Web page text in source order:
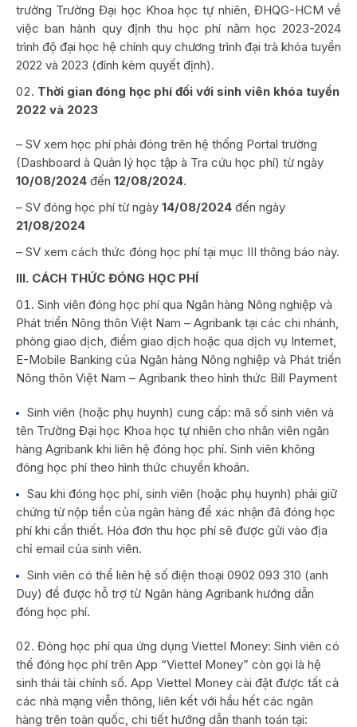
trưởng Trường Đại học Khoa học tự nhiên, ĐHQG-HCM về
việc ban hành quy định thu học phí năm học 2023-2024
trình độ đại học hệ chính quy chương trình đại trà khóa tuyển
2022 và 2023 (đính kèm quyết định).
Thời gian đóng học phí đối với sinh viên khóa tuyển
2022 và 2023
– SV xem học phí phải đóng trên hệ thống Portal trường
(Dashboard à Quản lý học tập à Tra cứu học phí) từ ngày
10/08/2024 đến 12/08/2024.
– SV đóng học phí từ ngày 14/08/2024 đến ngày
21/08/2024
– SV xem cách thức đóng học phí tại mục III thông báo này.
III. CÁCH THỨC ĐÓNG HỌC PHÍ
Sinh viên đóng học phí qua Ngân hàng Nông nghiệp và
Phát triển Nông thôn Việt Nam – Agribank tại các chi nhánh,
phòng giao dịch, điểm giao dịch hoặc qua dịch vụ Internet,
E-Mobile Banking của Ngân hàng Nông nghiệp và Phát triển
Nông thôn Việt Nam – Agribank theo hình thức Bill Payment
Sinh viên (hoặc phụ huynh) cung cấp: mã số sinh viên và
tên Trường Đại học Khoa học tự nhiên cho nhân viên ngân
hàng Agribank khi liên hệ đóng học phí. Sinh viên không
đóng học phí theo hình thức chuyển khoản.
Sau khi đóng học phí, sinh viên (hoặc phụ huynh) phải giữ
chứng từ nộp tiền của ngân hàng để xác nhận đã đóng học
phí khi cần thiết. Hóa đơn thu học phí sẽ được gửi vào địa
chỉ email của sinh viên.
Sinh viên có thể liên hệ số điện thoại 0902 093 310 (anh
Duy) để được hỗ trợ từ Ngân hàng Agribank hướng dẫn
đóng học phí.
Đóng học phí qua ứng dụng Viettel Money: Sinh viên có
thể đóng học phí trên App “Viettel Money” còn gọi là hệ
sinh thái tài chính số. App Viettel Money cài đặt được tất cả
các nhà mạng viễn thông, liên kết với hầu hết các ngân
hàng trên toàn quốc, chi tiết hướng dẫn thanh toán tại: